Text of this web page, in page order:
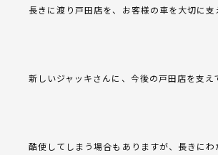
長きに渡り戸田店を、お客様の車を大切に
新しいジャッキさんに、今後の戸田店を支え
酷使してしまう場合もありますが、長きにわ